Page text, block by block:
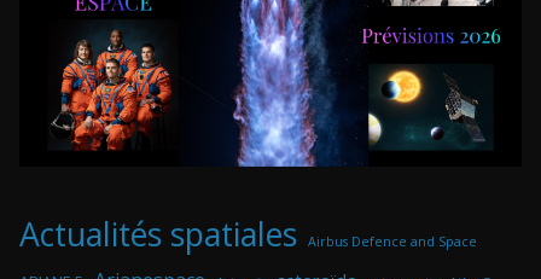
Actualités spatiales Airbus Defence and Space